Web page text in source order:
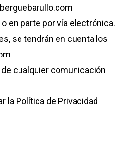
en parte por vía electrónica.
se tendrán en cuenta los
cualquier comunicación
la Política de Privacidad